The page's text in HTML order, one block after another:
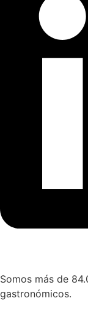
Somos más de
gastronómicos.